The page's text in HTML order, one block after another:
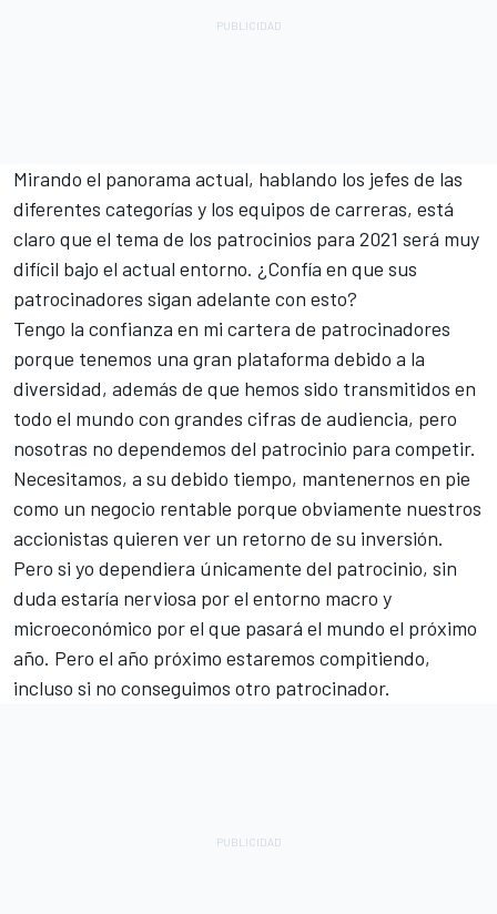
Mirando el panorama actual, hablando los jefes de las
diferentes categorías y los equipos de carreras, está
claro que el tema de los patrocinios para 2021 será muy
difícil bajo el actual entorno. ¿Confía en que sus
patrocinadores sigan adelante con esto?
Tengo la confianza en mi cartera de patrocinadores
porque tenemos una gran plataforma debido a la
diversidad, además de que hemos sido transmitidos en
todo el mundo con grandes cifras de audiencia, pero
nosotras no dependemos del patrocinio para competir.
Necesitamos, a su debido tiempo, mantenernos en pie
como un negocio rentable porque obviamente nuestros
accionistas quieren ver un retorno de su inversión.
Pero si yo dependiera únicamente del patrocinio, sin
duda estaría nerviosa por el entorno macro y
microeconómico por el que pasará el mundo el próximo
año. Pero el año próximo estaremos compitiendo,
incluso si no conseguimos otro patrocinador.